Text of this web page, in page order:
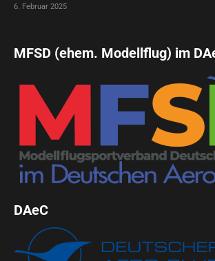
6. Februar 2025
MFSD (ehem. Modellflug) im
DAeC